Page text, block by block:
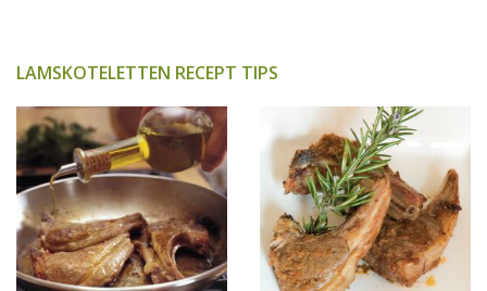
LAMSKOTELETTEN RECEPT TIPS